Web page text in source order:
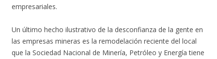
empresariales.
Un último hecho ilustrativo de la desconfianza de la gente en
las empresas mineras es la remodelación reciente del local
que la Sociedad Nacional de Minería, Petróleo y Energía tiene